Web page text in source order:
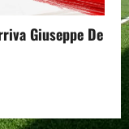
Giuseppe De